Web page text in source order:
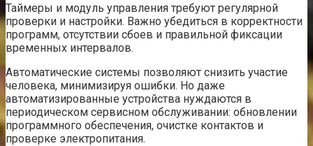
Таймеры и модуль управления требуют регулярной
проверки и настройки. Важно убедиться в корректности
программ, отсутствии сбоев и правильной фиксации
временных интервалов.
Автоматические системы позволяют снизить участие
человека, минимизируя ошибки. Но даже
автоматизированные устройства нуждаются в
периодическом сервисном обслуживании: обновлении
программного обеспечения, очистке контактов и
проверке электропитания.